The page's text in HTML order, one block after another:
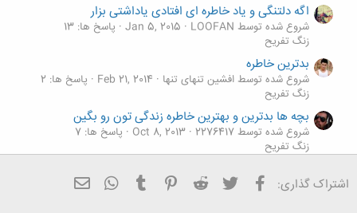
اگه دلتنگی و یاد خاطره ای افتادی یاداشتی بزار
شروع شده توسط LOOFAN Jan 5, 2015 پاسخ ها: 13
زنگ تفريح
بدترین خاطره
شروع شده توسط افشین تنهای تنها Feb 21, 2014
پاسخ ها: 2
زنگ تفريح
بچه ها بدترین و بهترین خاطره زندگی تون رو بگین
شروع شده توسط 2276417 Oct 8, 2013
پاسخ ها: 7
زنگ تفريح
خاطره تون درباره این اهنگ چیه؟
شروع شده توسط m.khos Sep 18, 2013
پاسخ ها: 13
اشتراک گذاری: فیسبوک تویتر Reddit
Pinterest
Tumblr
WhatsApp